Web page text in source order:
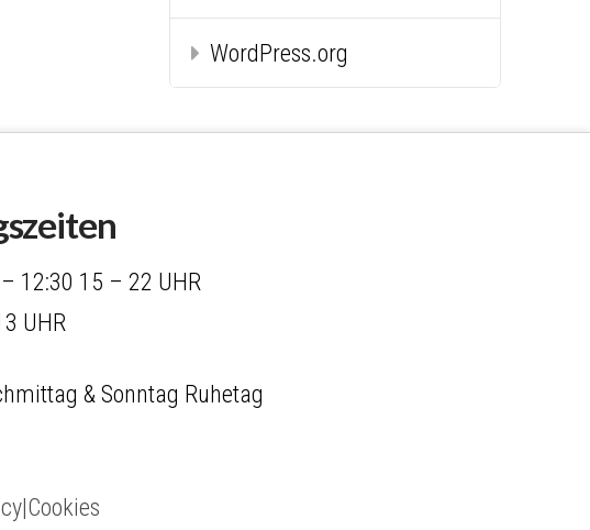
WordPress.org
12:30 15 – 22 UHR
UHR
& Sonntag Ruhetag